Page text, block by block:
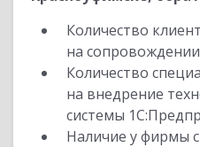
Количество
на
Количество
на внедрение
системы
Наличие у фирмы